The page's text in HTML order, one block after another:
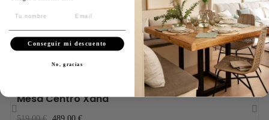
TAMBIÉN PODRÍA INTERESARLE
Mesa Centro Xana
-30,00 €
Conseguir mi descuento
No, gracias